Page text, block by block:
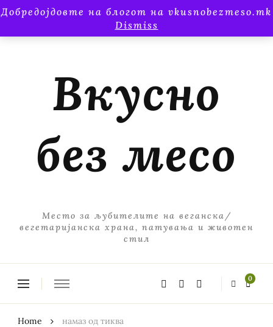
Добредојдовте на блогот на vkusnobezmeso.mk
Dismiss
Вкусно
без месо
Место за љубителите на веганска/
вегетаријанска храна, патувања и животен
стил
0
Home намаз од тиква